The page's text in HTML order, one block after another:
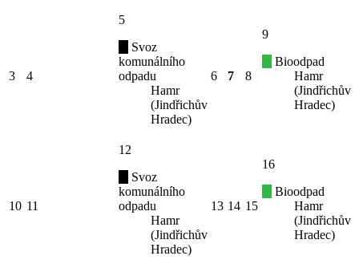
3 4
5
Svoz
komunálního
odpadu
Hamr
(Jindřichův
Hradec)
6 7 8
9
Bioodpad
Hamr
(Jindřichův
Hradec)
10 11
12
Svoz
komunálního
odpadu
Hamr
(Jindřichův
Hradec)
13 14 15
16
Bioodpad
Hamr
(Jindřichův
Hradec)